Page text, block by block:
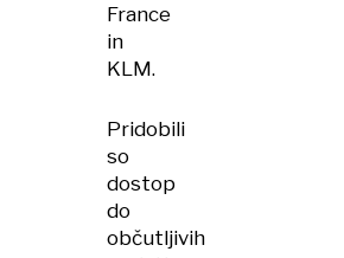
France
in
KLM.
Pridobili
so
dostop
do
občutljivih